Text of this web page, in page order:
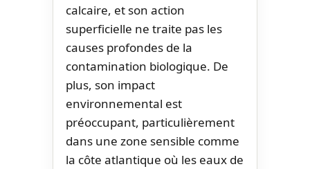
calcaire, et son action
superficielle ne traite pas les
causes profondes de la
contamination biologique. De
plus, son impact
environnemental est
préoccupant, particulièrement
dans une zone sensible comme
la côte atlantique où les eaux de